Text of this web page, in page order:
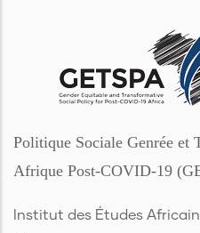
Politique Sociale Genrée et
Afrique Post-COVID-19
Institut des Études